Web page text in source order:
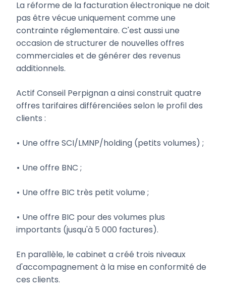
La réforme de la facturation électronique ne doit
pas être vécue uniquement comme une
contrainte réglementaire. C'est aussi une
occasion de structurer de nouvelles offres
commerciales et de générer des revenus
additionnels.
Actif Conseil Perpignan a ainsi construit quatre
offres tarifaires différenciées selon le profil des
clients :
• Une offre SCI/LMNP/holding (petits volumes) ;
• Une offre BNC ;
• Une offre BIC très petit volume ;
• Une offre BIC pour des volumes plus
importants (jusqu'à 5 000 factures).
En parallèle, le cabinet a créé trois niveaux
d'accompagnement à la mise en conformité de
ces clients.